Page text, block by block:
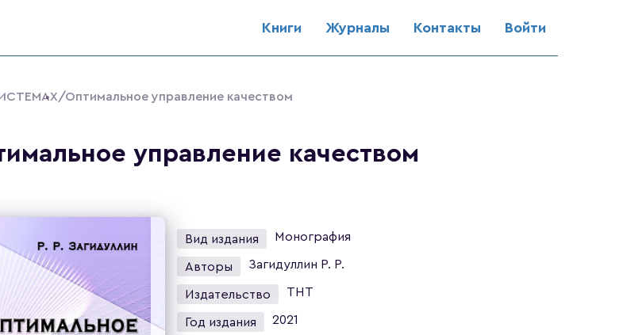
Книги Журналы Контакты Войти
/Оптимальное управление качеством
управление качеством
Вид издания Монография
Авторы Загидуллин Р. Р.
Издательство ТНТ
Год издания 2021